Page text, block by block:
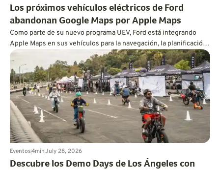
Los próximos vehículos eléctricos de Ford
abandonan Google Maps por Apple Maps
Como parte de su nuevo programa UEV, Ford está integrando
Apple Maps en sus vehículos para la navegación, la planificación
de rutas con carga y la próxima generación de BlueCruise.
Eventos4minJuly 28, 2026
Descubre los Demo Days de Los Ángeles con